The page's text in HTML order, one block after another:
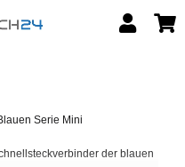
Serie Mini
der blauen